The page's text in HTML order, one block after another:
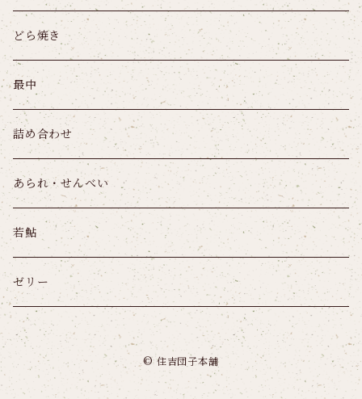
どら焼き
最中
詰め合わせ
あられ・せんべい
若鮎
ゼリー
© 住吉団子本舗